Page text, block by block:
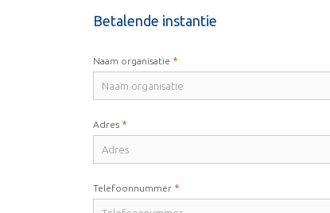
Betalende instantie
Naam organisatie *
Adres *
Telefoonnummer *